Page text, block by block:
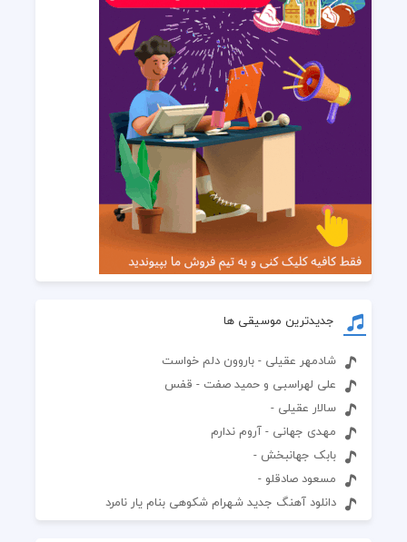
جدیدترین موسیقی ها
شادمهر عقیلی - باروون دلم خواست
علی لهراسبی و حمید صفت - قفس
سالار عقیلی -
مهدی جهانی - آروم ندارم
بابک جهانبخش -
مسعود صادقلو -
دانلود آهنگ جدید شهرام شکوهی بنام یار نامرد